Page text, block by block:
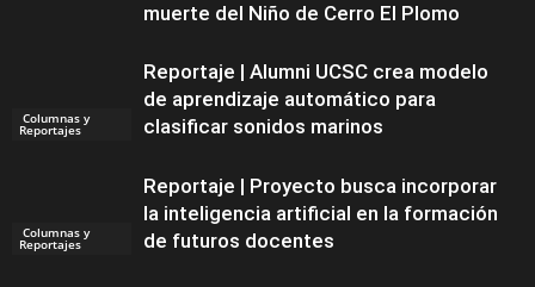
muerte del Niño de Cerro El Plomo
Columnas y
Reportajes
Reportaje | Alumni UCSC crea modelo
de aprendizaje automático para
clasificar sonidos marinos
Columnas y
Reportajes
Reportaje | Proyecto busca incorporar
la inteligencia artificial en la formación
de futuros docentes